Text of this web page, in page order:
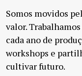
Somos movidos
valor.
cada ano de
workshops e
cultivar futuro.